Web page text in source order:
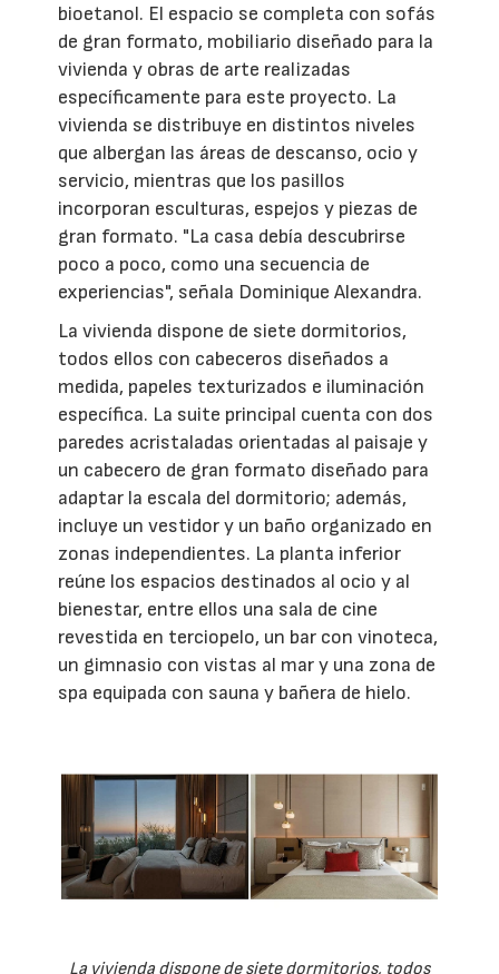
bioetanol. El espacio se completa con sofás
de gran formato, mobiliario diseñado para la
vivienda y obras de arte realizadas
específicamente para este proyecto. La
vivienda se distribuye en distintos niveles
que albergan las áreas de descanso, ocio y
servicio, mientras que los pasillos
incorporan esculturas, espejos y piezas de
gran formato. "La casa debía descubrirse
poco a poco, como una secuencia de
experiencias", señala Dominique Alexandra.
La vivienda dispone de siete dormitorios,
todos ellos con cabeceros diseñados a
medida, papeles texturizados e iluminación
específica. La suite principal cuenta con dos
paredes acristaladas orientadas al paisaje y
un cabecero de gran formato diseñado para
adaptar la escala del dormitorio; además,
incluye un vestidor y un baño organizado en
zonas independientes. La planta inferior
reúne los espacios destinados al ocio y al
bienestar, entre ellos una sala de cine
revestida en terciopelo, un bar con vinoteca,
un gimnasio con vistas al mar y una zona de
spa equipada con sauna y bañera de hielo.
La vivienda dispone de siete dormitorios, todos